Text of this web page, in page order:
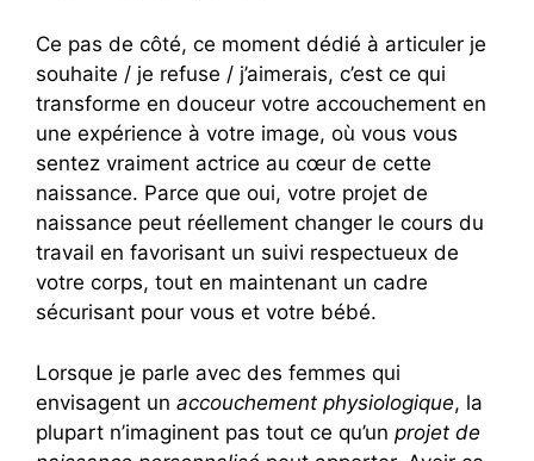
Ce pas de côté, ce moment dédié à articuler je
souhaite / je refuse / j’aimerais, c’est ce qui
transforme en douceur votre accouchement en
une expérience à votre image, où vous vous
sentez vraiment actrice au cœur de cette
naissance. Parce que oui, votre projet de
naissance peut réellement changer le cours du
travail en favorisant un suivi respectueux de
votre corps, tout en maintenant un cadre
sécurisant pour vous et votre bébé.
Lorsque je parle avec des femmes qui
envisagent un accouchement physiologique, la
plupart n’imaginent pas tout ce qu’un projet de